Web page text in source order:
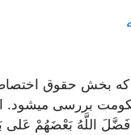
که بخش حقوق
بررسی میشود.
فَضَّلَ اللَّهُ بَعْضَهُمْ